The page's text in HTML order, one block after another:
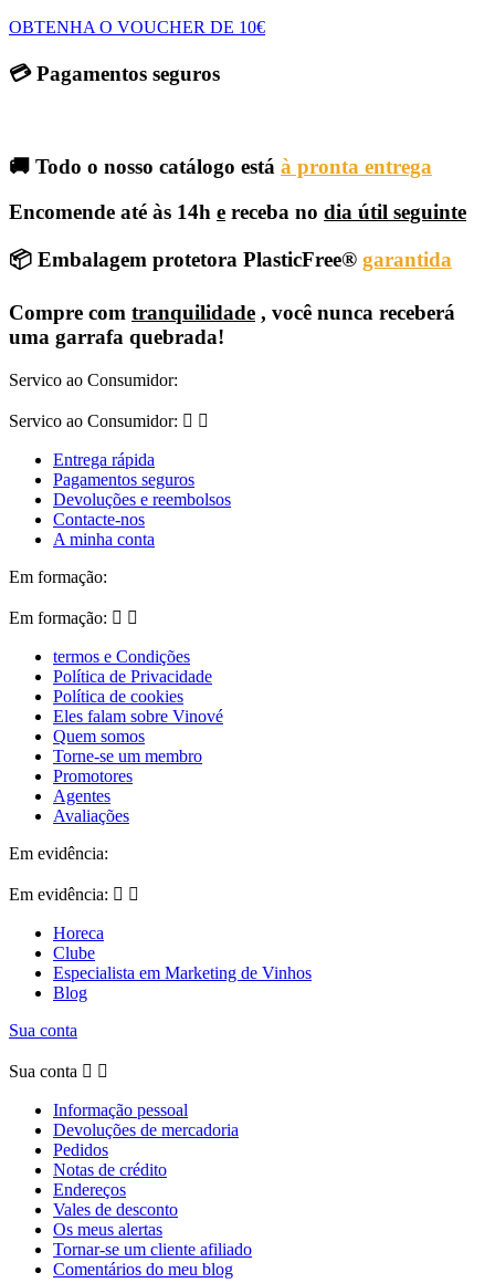
OBTENHA O VOUCHER DE 10€
💳 Pagamentos seguros
🚚 Todo o nosso catálogo está à pronta entrega
Encomende até às 14h e receba no dia útil seguinte
📦 Embalagem protetora PlasticFree® garantida
Compre com tranquilidade , você nunca receberá
uma garrafa quebrada!
Servico ao Consumidor:
Servico ao Consumidor:  
Entrega rápida
Pagamentos seguros
Devoluções e reembolsos
Contacte-nos
A minha conta
Em formação:
Em formação:  
termos e Condições
Política de Privacidade
Política de cookies
Eles falam sobre Vinové
Quem somos
Torne-se um membro
Promotores
Agentes
Avaliações
Em evidência:
Em evidência:  
Horeca
Clube
Especialista em Marketing de Vinhos
Blog
Sua conta
Sua conta  
Informação pessoal
Devoluções de mercadoria
Pedidos
Notas de crédito
Endereços
Vales de desconto
Os meus alertas
Tornar-se um cliente afiliado
Comentários do meu blog